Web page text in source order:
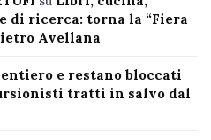
di ricerca: torna la “Fiera
Avellana
e restano bloccati
tratti in salvo dal